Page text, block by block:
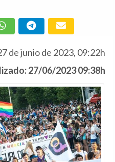
de junio de 2023, 09:22h
27/06/2023 09:38h